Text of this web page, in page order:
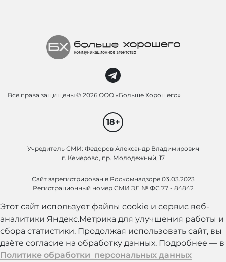
Все права защищены © 2026 ООО «Больше Хорошего»
18+
Учредитель СМИ: Федоров Александр Владимирович
г. Кемерово, пр. Молодежный, 17
Сайт зарегистрирован в Роскомнадзоре 03.03.2023
Регистрационный номер СМИ ЭЛ № ФС 77 - 84842
Этот сайт использует файлы cookie и сервис веб-
аналитики Яндекс.Метрика для улучшения работы и
сбора статистики. Продолжая использовать сайт, вы
даёте согласие на обработку данных. Подробнее — в
Политике обработки персональных данных